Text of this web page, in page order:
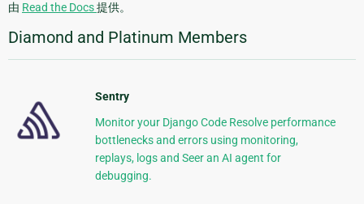
由 Read the Docs提供。
Diamond and Platinum Members
Sentry
Monitor your Django Code Resolve performance
bottlenecks and errors using monitoring,
replays, logs and Seer an AI agent for
debugging.